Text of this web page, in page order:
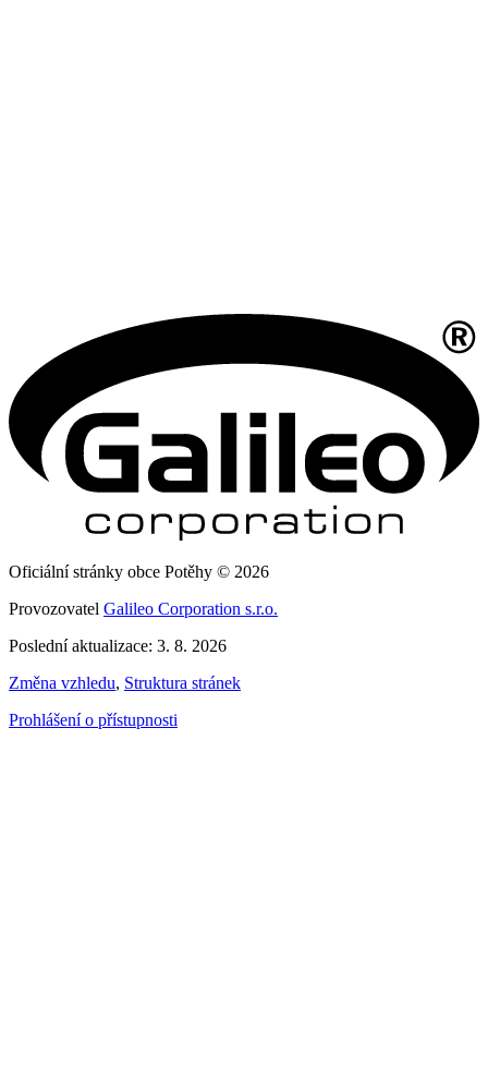
Oficiální stránky obce Potěhy © 2026
Provozovatel Galileo Corporation s.r.o.
Poslední aktualizace: 3. 8. 2026
Změna vzhledu, Struktura stránek
Prohlášení o přístupnosti